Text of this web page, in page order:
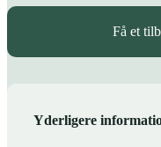
Få et
Yderligere